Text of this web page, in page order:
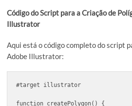
Illustrator
Aqui está o código completo do